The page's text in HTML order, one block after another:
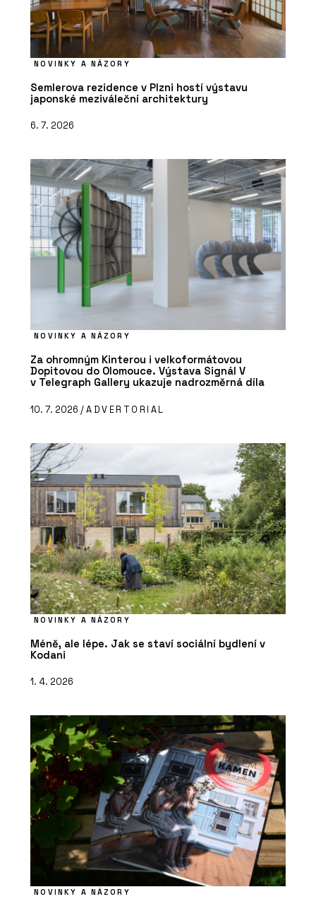
NOVINKY A NÁZORY
Semlerova rezidence v Plzni hostí výstavu
japonské meziváleční architektury
6. 7. 2026
NOVINKY A NÁZORY
Za ohromným Kinterou i velkoformátovou
Dopitovou do Olomouce. Výstava Signál V
v Telegraph Gallery ukazuje nadrozměrná díla
10. 7. 2026 /ADVERTORIAL
NOVINKY A NÁZORY
Méně, ale lépe. Jak se staví sociální bydlení v
Kodani
1. 4. 2026
NOVINKY A NÁZORY